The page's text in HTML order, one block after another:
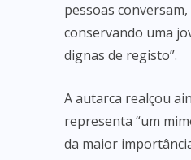
pessoas
conservando uma
dignas de registo”.
A autarca realçou
representa “um
da maior